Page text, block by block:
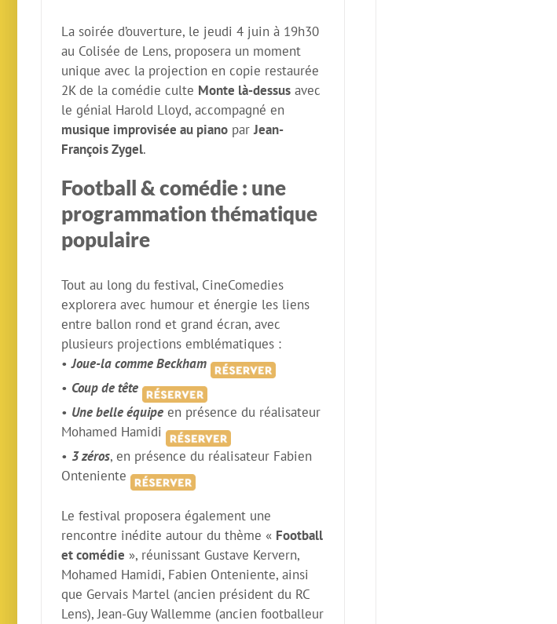
La soirée d’ouverture, le jeudi 4 juin à 19h30
au Colisée de Lens, proposera un moment
unique avec la projection en copie restaurée
2K de la comédie culte Monte là-dessusavec
le génial Harold Lloyd, accompagné en
musique improvisée au pianoparJean-
François Zygel.
Football & comédie : une
programmation thématique
populaire
Tout au long du festival, CineComedies
explorera avec humour et énergie les liens
entre ballon rond et grand écran, avec
plusieurs projections emblématiques :
•Joue-la comme Beckham
• Coup de tête
• Une belle équipeen présence du réalisateur
Mohamed Hamidi
• 3 zéros, en présence du réalisateur Fabien
Onteniente
Le festival proposera également une
rencontre inédite autour du thème « Football
et comédie », réunissant Gustave Kervern,
Mohamed Hamidi, Fabien Onteniente, ainsi
que Gervais Martel (ancien président du RC
Lens), Jean-Guy Wallemme (ancien footballeur